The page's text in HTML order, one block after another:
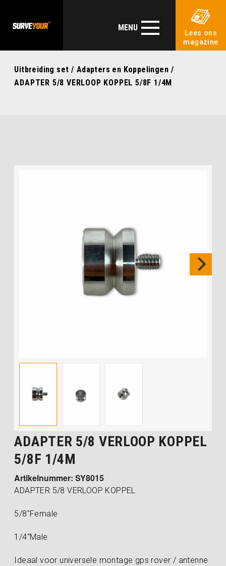
MENU
Lees ons
magazine
Uitbreiding set / Adapters en Koppelingen /
ADAPTER 5/8 VERLOOP KOPPEL 5/8F 1/4M
ADAPTER 5/8 VERLOOP KOPPEL
5/8F 1/4M
Artikelnummer: SY8015
ADAPTER 5/8 VERLOOP KOPPEL
5/8″Female
1/4″Male
Ideaal voor universele montage gps rover / antenne